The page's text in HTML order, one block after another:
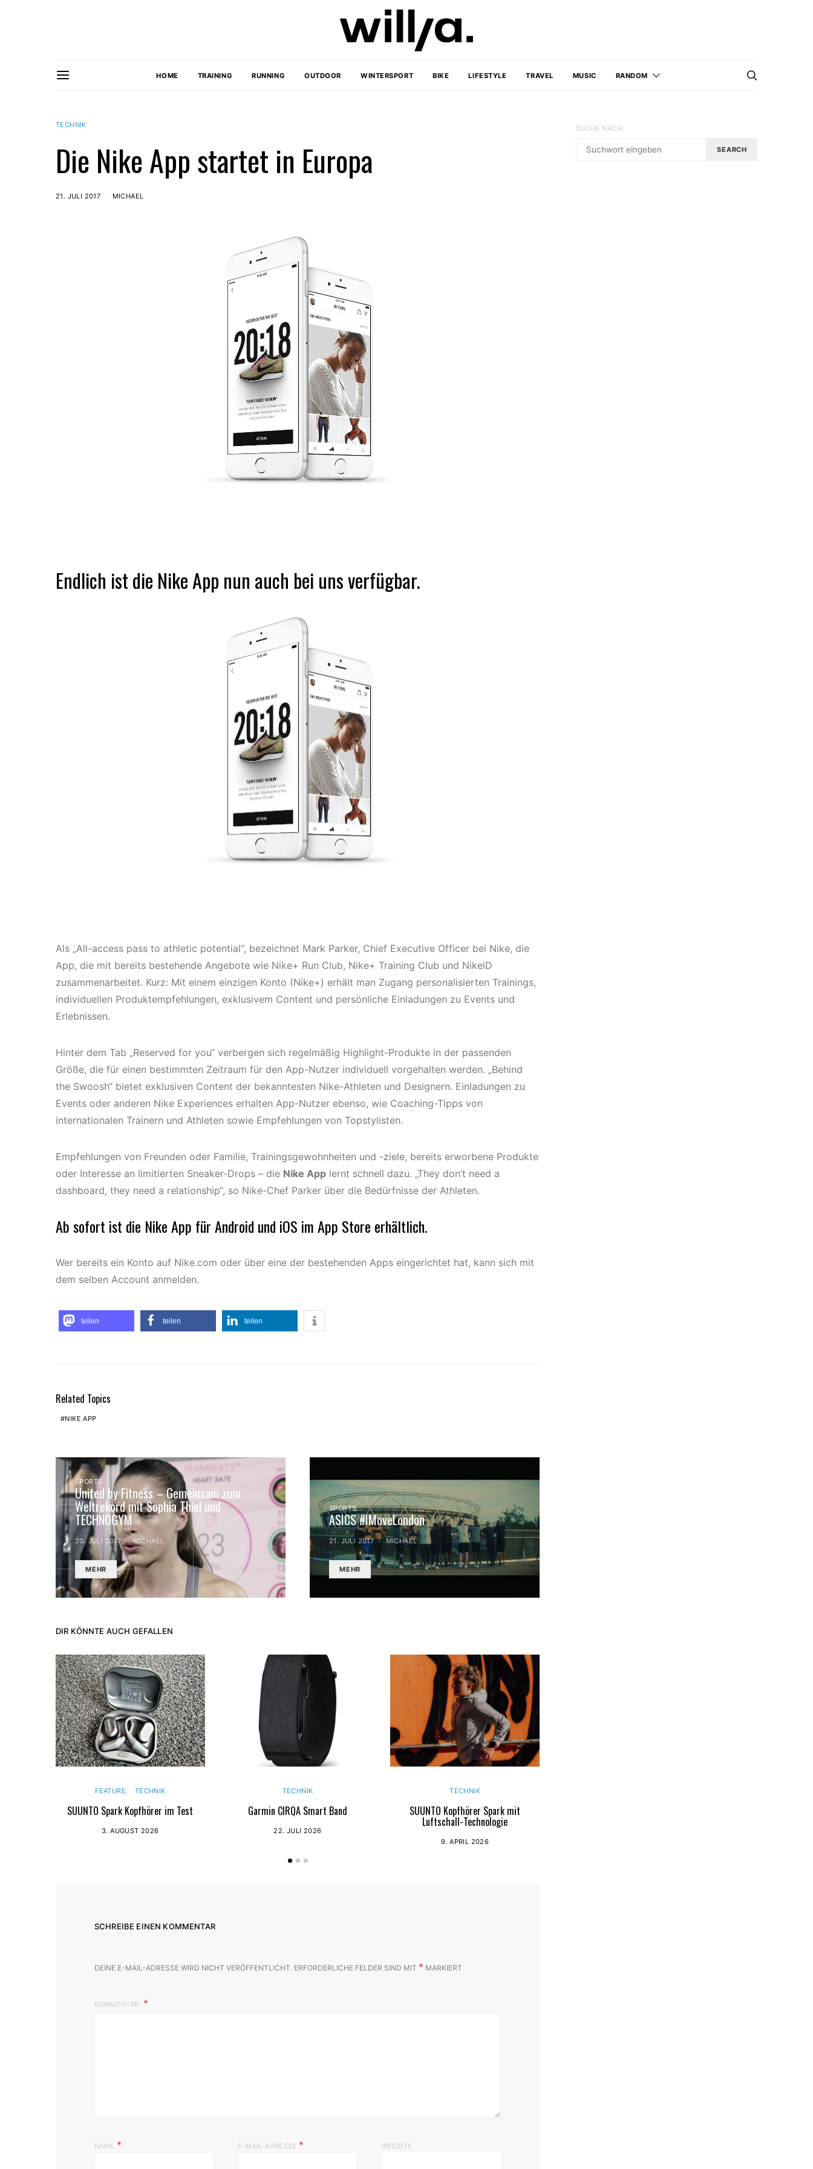
HOME TRAINING RUNNING OUTDOOR WINTERSPORT BIKE LIFESTYLE TRAVEL MUSIC RANDOM
TECHNIK
Die Nike App startet in Europa
21. JULI 2017 MICHAEL
Endlich ist die Nike App nun auch bei uns verfügbar.
Als „All-access pass to athletic potential“, bezeichnet Mark Parker, Chief Executive Officer bei Nike, die
App, die mit bereits bestehende Angebote wie Nike+ Run Club, Nike+ Training Club und NikeiD
zusammenarbeitet. Kurz: Mit einem einzigen Konto (Nike+) erhält man Zugang personalisierten Trainings,
individuellen Produktempfehlungen, exklusivem Content und persönliche Einladungen zu Events und
Erlebnissen.
Hinter dem Tab „Reserved for you“ verbergen sich regelmäßig Highlight-Produkte in der passenden
Größe, die für einen bestimmten Zeitraum für den App-Nutzer individuell vorgehalten werden. „Behind
the Swoosh“ bietet exklusiven Content der bekanntesten Nike-Athleten und Designern. Einladungen zu
Events oder anderen Nike Experiences erhalten App-Nutzer ebenso, wie Coaching-Tipps von
internationalen Trainern und Athleten sowie Empfehlungen von Topstylisten.
Empfehlungen von Freunden oder Familie, Trainingsgewohnheiten und -ziele, bereits erworbene Produkte
oder Interesse an limitierten Sneaker-Drops – die Nike App lernt schnell dazu. „They don’t need a
dashboard, they need a relationship“, so Nike-Chef Parker über die Bedürfnisse der Athleten.
Ab sofort ist die Nike App für Android und iOS im App Store erhältlich.
Wer bereits ein Konto auf Nike.com oder über eine der bestehenden Apps eingerichtet hat, kann sich mit
dem selben Account anmelden.
teilen teilen teilen
Related Topics
NIKE APP
SPORTS
United by Fitness – Gemeinsam zum
Weltrekord mit Sophia Thiel und
TECHNOGYM
20. JULI 2017 MICHAEL
MEHR
SPORTS
ASICS #IMoveLondon
21. JULI 2017 MICHAEL
MEHR
DIR KÖNNTE AUCH GEFALLEN
FEATURE TECHNIK
SUUNTO Spark Kopfhörer im Test
3. AUGUST 2026
TECHNIK
Garmin CIRQA Smart Band
22. JULI 2026
TECHNIK
SUUNTO Kopfhörer Spark mit
Luftschall-Technologie
9. APRIL 2026
SCHREIBE EINEN KOMMENTAR
DEINE E-MAIL-ADRESSE WIRD NICHT VERÖFFENTLICHT. ERFORDERLICHE FELDER SIND MIT * MARKIERT
KOMMENTAR
NAME * E-MAIL-ADRESSE * WEBSITE
SUCHE NACH:
SEARCH